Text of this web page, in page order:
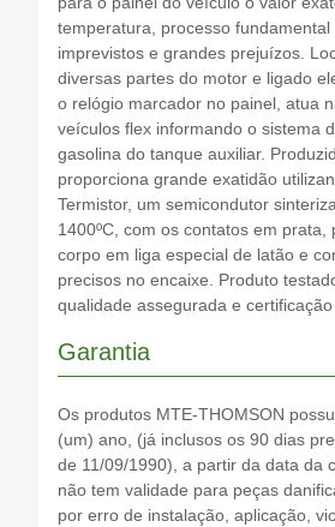
temperatura, processo
imprevistos e grandes prejuízos.
diversas partes do motor e ligado
o relógio marcador no painel, atua
veículos flex informando o sistema
gasolina do tanque auxiliar.
proporciona grande exatidão
Termistor, um semicondutor
1400ºC, com os contatos em prata,
corpo em liga especial de latão e
precisos no encaixe. Produto
qualidade assegurada e certificação
Garantia
Os produtos MTE-THOMSON
(um) ano, (já inclusos os 90 dias
de 11/09/1990), a partir da data da
não tem validade para peças
por erro de instalação, aplicação,